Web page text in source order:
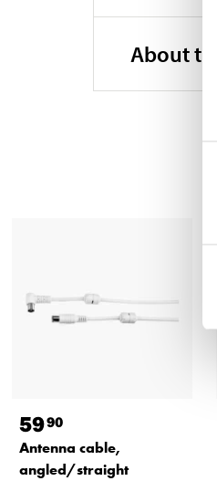
About
5990
Antenna cable,
angled/straight